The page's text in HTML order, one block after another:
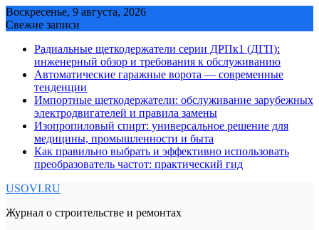
Skip
to
Воскресенье, 9 августа, 2026
Свежие записи
Радиальные щеткодержатели серии ДРПк1 (ДГП):
инженерный обзор и требования к обслуживанию
Автоматические гаражные ворота — современные
тенденции
Импортные щеткодержатели: обслуживание зарубежных
электродвигателей и правила замены
Изопропиловый спирт: универсальное решение для
медицины, промышленности и быта
Как правильно выбрать и эффективно использовать
преобразователь частот: практический гид
USOVI.RU
Журнал о строительстве и ремонтах